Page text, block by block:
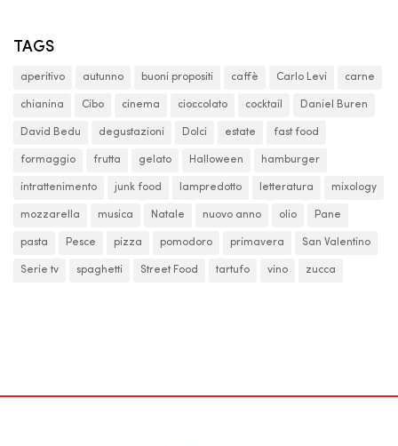
TAGS
aperitivo autunno buoni propositi caffè Carlo Levi carne
chianina Cibo cinema cioccolato cocktail Daniel Buren
David Bedu degustazioni Dolci estate fast food
formaggio frutta gelato Halloween hamburger
intrattenimento junk food lampredotto letteratura mixology
mozzarella musica Natale nuovo anno olio Pane
pasta Pesce pizza pomodoro primavera San Valentino
Serie tv spaghetti Street Food tartufo vino zucca